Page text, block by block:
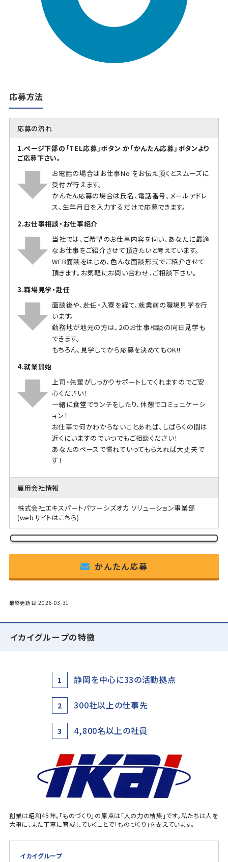
応募方法
応募の流れ
1.ページ下部の「TEL応募」ボタン か「かんたん応募」ボタンより
ご応募下さい。
お電話の場合はお仕事No.をお伝え頂くとスムーズに
受付が行えます。
かんたん応募の場合は氏名、電話番号、メールアドレ
ス、生年月日を入力するだけで応募できます。
2.お仕事相談・お仕事紹介
当社では、ご希望のお仕事内容を伺い、あなたに最適
なお仕事をご紹介させて頂きたいと考えています。
WEB面談をはじめ、色んな面談形式でご紹介させて
頂きます。お気軽にお問い合わせ、ご相談下さい。
3.職場見学・赴任
面談後や、赴任・入寮を経て、就業前の職場見学を行
います。
勤務地が地元の方は、2のお仕事相談の同日見学も
できます。
もちろん、見学してから応募を決めてもOK!!
4.就業開始
上司・先輩がしっかりサポートしてくれますのでご安
心ください！
一緒に食堂でランチをしたり、休憩でコミュニケーシ
ョン！
お仕事で何かわからないことあれば、しばらくの間は
近くにいますのでいつでもご相談ください！
あなたのペースで慣れていってもらえれば大丈夫で
す！
雇用会社情報
株式会社エキスパートパワーシズオカ ソリューション事業部
(webサイトはこちら)
かんたん応募
最終更新日:2026-03-31
イカイグループの特徴
1 静岡を中心に33の活動拠点
2 300社以上の仕事先
3 4,800名以上の社員
創業は昭和45年。「ものづくり」の原点は「人の力の結集」です。私たちは人を
大事に、また丁寧に育成していくことで「ものづくり」を支えています。
イカイグループ